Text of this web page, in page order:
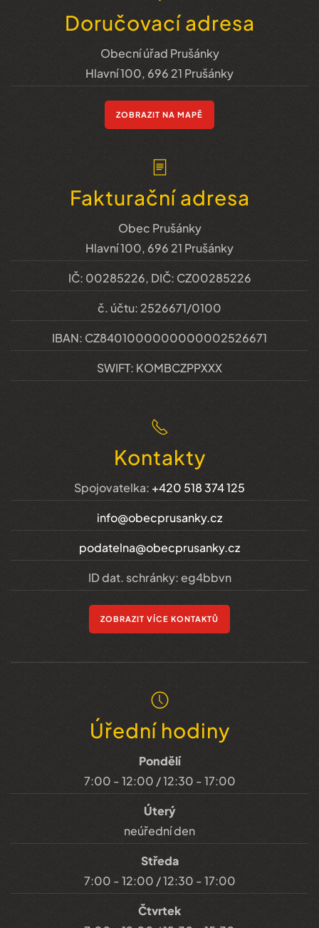
Doručovací adresa
Obecní úřad Prušánky
Hlavní 100, 696 21 Prušánky
ZOBRAZIT NA MAPĚ
Fakturační adresa
Obec Prušánky
Hlavní 100, 696 21 Prušánky
IČ: 00285226, DIČ: CZ00285226
č. účtu: 2526671/0100
IBAN: CZ8401000000000002526671
SWIFT: KOMBCZPPXXX
Kontakty
Spojovatelka: +420 518 374 125
info@obecprusanky.cz
podatelna@obecprusanky.cz
ID dat. schránky: eg4bbvn
ZOBRAZIT VÍCE KONTAKTŮ
Úřední hodiny
Pondělí
7:00 - 12:00 / 12:30 - 17:00
Úterý
neúřední den
Středa
7:00 - 12:00 / 12:30 - 17:00
Čtvrtek